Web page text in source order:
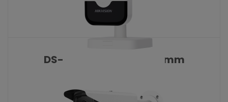
DS-2CD2443G2-IW 2,8mm